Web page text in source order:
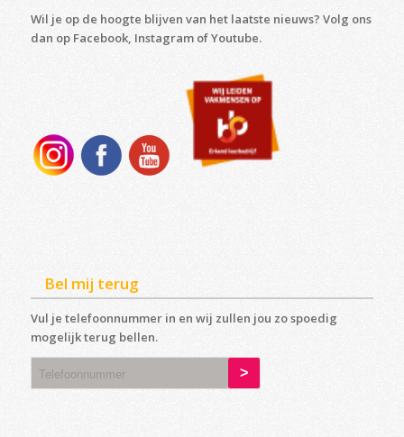
Wil je op de hoogte blijven van het laatste nieuws? Volg ons
dan op Facebook, Instagram of Youtube.
Bel mij terug
Vul je telefoonnummer in en wij zullen jou zo spoedig
mogelijk terug bellen.